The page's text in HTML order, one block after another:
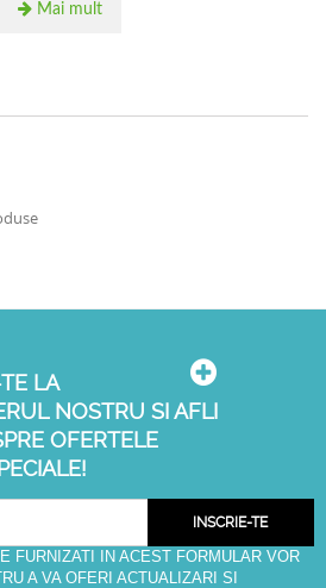
Mai mult
LA
NOSTRU SI AFLI
OFERTELE
INSCRIE-TE
FURNIZATI IN ACEST FORMULAR VOR
A VA OFERI ACTUALIZARI SI